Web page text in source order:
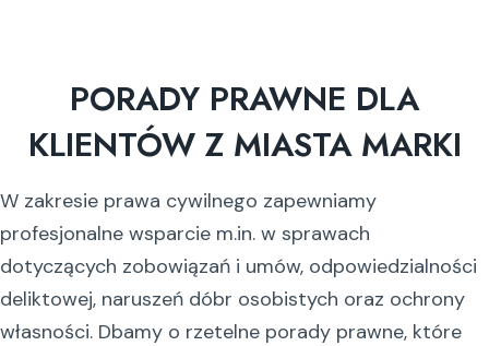
PORADY PRAWNE DLA
KLIENTÓW Z MIASTA MARKI
W zakresie prawa cywilnego zapewniamy
profesjonalne wsparcie m.in. w sprawach
dotyczących zobowiązań i umów, odpowiedzialności
deliktowej, naruszeń dóbr osobistych oraz ochrony
własności. Dbamy o rzetelne porady prawne, które